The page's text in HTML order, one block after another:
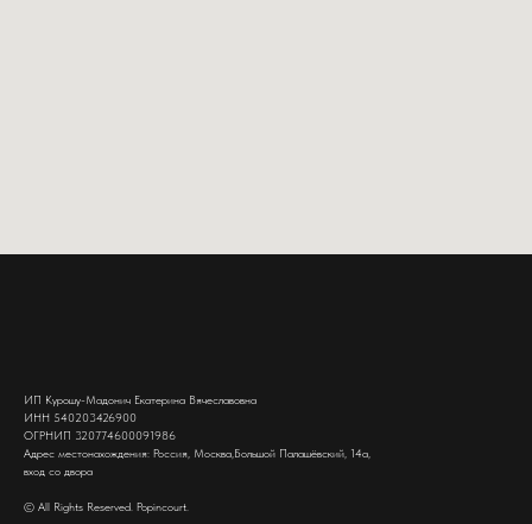
ИП Курошу-Мадонич Екатерина Вячеславовна
ИНН 540203426900
ОГРНИП 320774600091986
Адрес местонахождения: Россия, Москва,Большой Палашёвский, 14а,
вход со двора
© All Rights Reserved. Popincourt.